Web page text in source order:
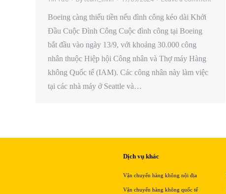
Boeing càng thiếu tiền nếu đình công kéo dài Khởi
Đầu Cuộc Đình Công Cuộc đình công tại Boeing
bắt đầu vào ngày 13/9, với khoảng 30.000 công
nhân thuộc Hiệp hội Công nhân và Thợ máy Hàng
không Quốc tế (IAM). Các công nhân này làm việc
tại các nhà máy ở Seattle và…
Dịch vụ khác
Vận chuyển hàng không nội địa
Vận chuyển hàng không quốc tế